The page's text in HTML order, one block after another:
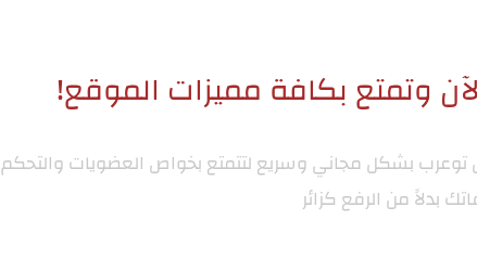
وتمتع بكافة مميزات الموقع!
توعرببشكل مجاني وسريع لتتمتع بخواص العضويات والتحكم
بدلاً من الرفع كزائر